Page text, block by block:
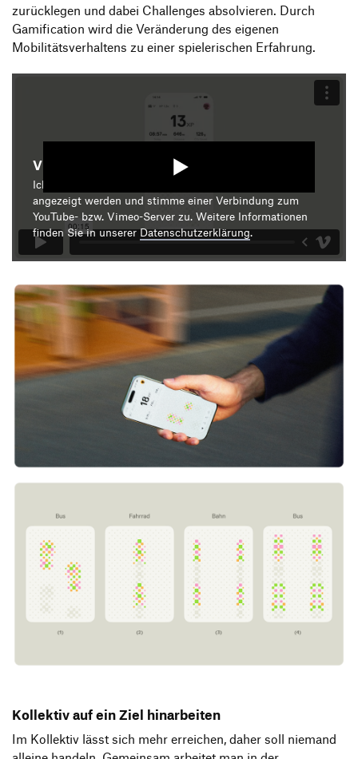
zurücklegen und dabei Challenges absolvieren. Durch
Gamification wird die Veränderung des eigenen
Mobilitätsverhaltens zu einer spielerischen Erfahrung.
Video starten
Ich bin damit einverstanden, dass mir die Medieninhalte
angezeigt werden und stimme einer Verbindung zum
YouTube- bzw. Vimeo-Server zu. Weitere Informationen
finden Sie in unsererDatenschutzerklärung.
Kollektiv auf ein Ziel hinarbeiten
Im Kollektiv lässt sich mehr erreichen, daher soll niemand